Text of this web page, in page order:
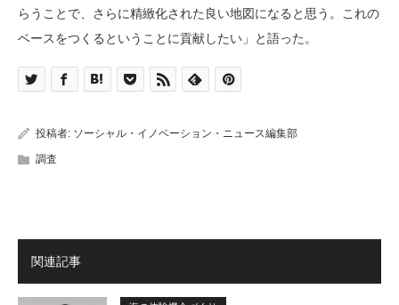
らうことで、さらに精緻化された良い地図になると思う。これの
ベースをつくるということに貢献したい」と語った。
投稿者: ソーシャル・イノベーション・ニュース編集部
調査
関連記事